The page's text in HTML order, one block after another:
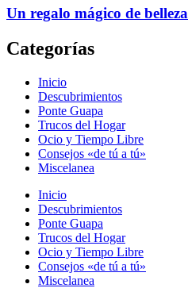
Un regalo mágico de belleza
Categorías
Inicio
Descubrimientos
Ponte Guapa
Trucos del Hogar
Ocio y Tiempo Libre
Consejos «de tú a tú»
Miscelanea
Inicio
Descubrimientos
Ponte Guapa
Trucos del Hogar
Ocio y Tiempo Libre
Consejos «de tú a tú»
Miscelanea